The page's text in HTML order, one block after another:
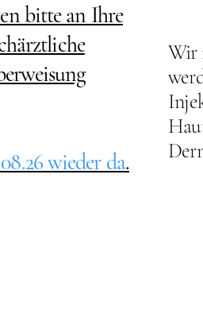
bitte an Ihre
wieder da.
Wir